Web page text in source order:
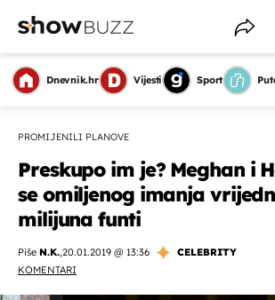
Dnevnik.hr Vijesti Sport
PROMIJENILI PLANOVE
Preskupo im je? Meghan i
se omiljenog imanja
milijuna funti
Piše N.K.,20.01.2019 @ 13:36
CELEBRITY
KOMENTARI